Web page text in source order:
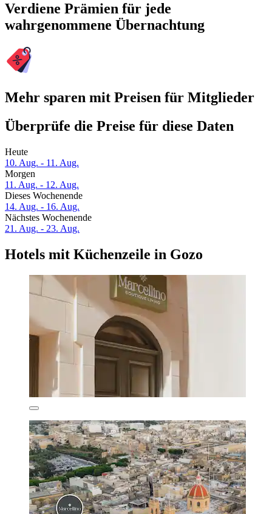
Verdiene Prämien für jede
wahrgenommene Übernachtung
Mehr sparen mit Preisen für Mitglieder
Überprüfe die Preise für diese Daten
Heute
10. Aug. - 11. Aug.
Morgen
11. Aug. - 12. Aug.
Dieses Wochenende
14. Aug. - 16. Aug.
Nächstes Wochenende
21. Aug. - 23. Aug.
Hotels mit Küchenzeile in Gozo